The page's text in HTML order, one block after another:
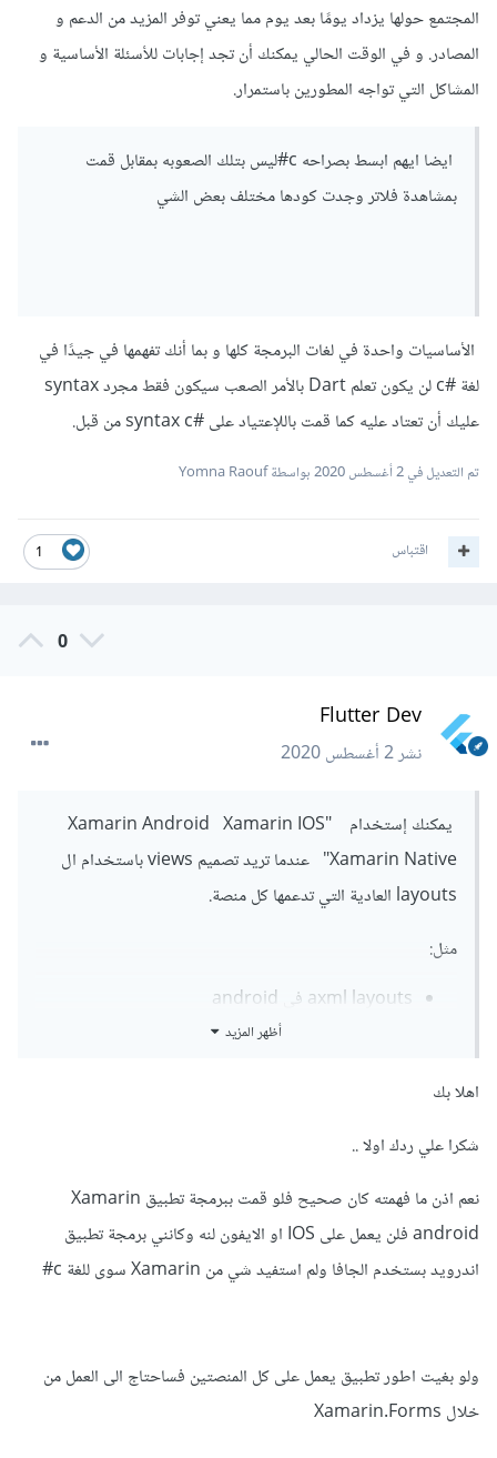
المجتمع حولها يزداد يومًا بعد يوم مما يعني توفر المزيد من الدعم و
المصادر. و في الوقت الحالي يمكنك أن تجد إجابات للأسئلة الأساسية و
المشاكل التي تواجه المطورين باستمرار.
ايضا ايهم ابسط بصراحه c#ليس بتلك الصعوبه بمقابل قمت
بمشاهدة فلاتر وجدت كودها مختلف بعض الشي
الأساسيات واحدة في لغات البرمجة كلها و بما أنك تفهمها في جيدًا في
لغة #c لن يكون تعلم Dart بالأمر الصعب سيكون فقط مجرد syntax
عليك أن تعتاد عليه كما قمت باللإعتياد على #syntax c من قبل.
تم التعديل في2 أغسطس 2020 بواسطة Yomna Raouf
1 اقتباس
0
Flutter Dev
نشر2 أغسطس 2020
يمكنك إستخدام Xamarin Android Xamarin IOS"
Xamarin Native" عندما تريد تصميم views باستخدام ال
layouts العادية التي تدعمها كل منصة.
مثل:
axml layouts في android
تصميم (views) مرة واحدة لمشاركتها مع بقية المنصات (تصميم
Class Library أو Shared Project.
مستقل.
أظهر المزيد
اهلا بك
شكرا علي ردك اولا ..
نعم اذن ما فهمته كان صحيح فلو قمت ببرمجة تطبيق Xamarin
android فلن يعمل على IOS او الايفون لنه وكانني برمجة تطبيق
اندرويد بستخدم الجافا ولم استفيد شي من Xamarin سوى للغة c#
ولو بغيت اطور تطبيق يعمل على كل المنصتين فساحتاج الى العمل من
خلال Xamarin.Forms